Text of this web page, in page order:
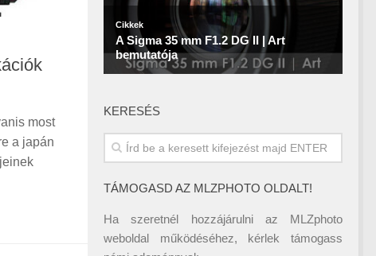
most
a japán
KERESÉS
TÁMOGASD AZ MLZPHOTO OLDALT!
Ha szeretnél hozzájárulni az MLZphoto
weboldal működéséhez, kérlek támogass